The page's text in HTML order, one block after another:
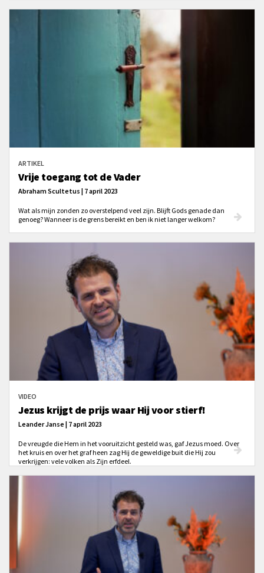
ARTIKEL
Vrije toegang tot de Vader
Abraham Scultetus | 7 april 2023
Wat als mijn zonden zo overstelpend veel zijn. Blijft Gods genade dan
genoeg? Wanneer is de grens bereikt en ben ik niet langer welkom?
VIDEO
Jezus krijgt de prijs waar Hij voor stierf!
Leander Janse | 7 april 2023
De vreugde die Hem in het vooruitzicht gesteld was, gaf Jezus moed. Over
het kruis en over het graf heen zag Hij de geweldige buit die Hij zou
verkrijgen: vele volken als Zijn erfdeel.